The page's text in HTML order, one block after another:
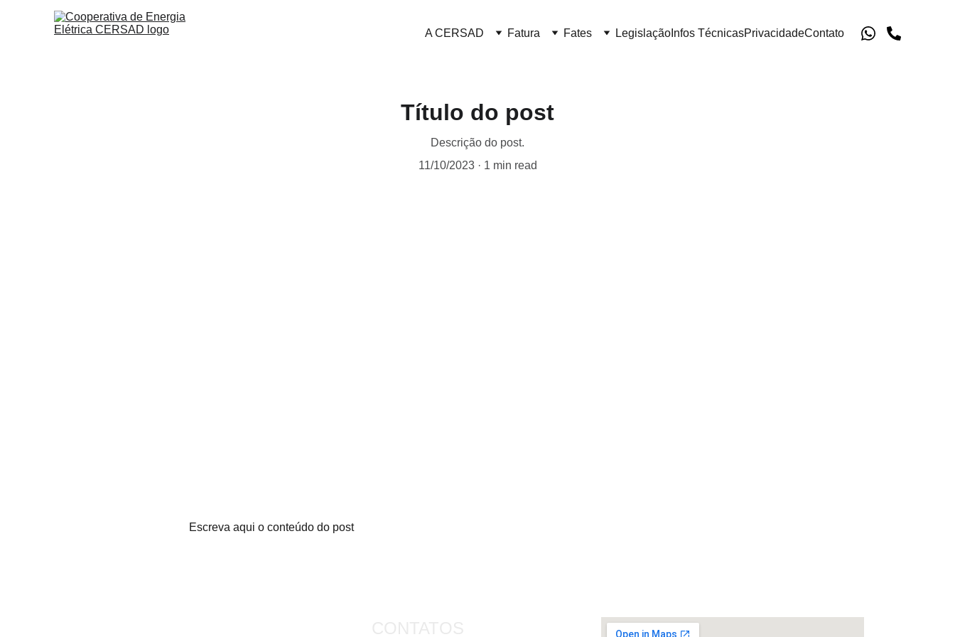
A CERSAD Fatura Fates Legislação Infos TécnicasPrivacidadeContato
Título do post
Descrição do post.
11/10/2023
1 min read
Escreva aqui o conteúdo do post